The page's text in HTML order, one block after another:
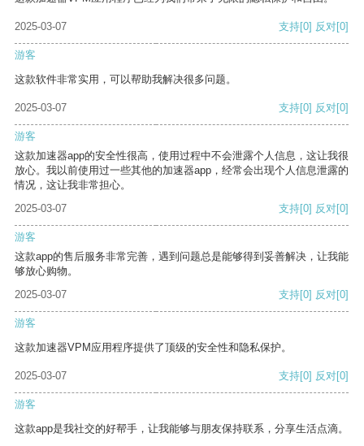
2025-03-07 支持[0] 反对[0]
游客
这款软件非常实用，可以帮助我解决很多问题。
2025-03-07 支持[0] 反对[0]
游客
这款加速器app的安全性很高，使用过程中不会泄露个人信息，这让我很
放心。我以前使用过一些其他的加速器app，经常会出现个人信息泄露的
情况，这让我非常担心。
2025-03-07
支持[0] 反对[0]
游客
这款app的售后服务非常完善，遇到问题总是能够得到妥善解决，让我能
够放心购物。
2025-03-07
支持[0] 反对[0]
游客
这款加速器VPM应用程序提供了顶级的安全性和隐私保护。
2025-03-07 支持[0] 反对[0]
游客
这款app是我社交的好帮手，让我能够与朋友保持联系，分享生活点滴。